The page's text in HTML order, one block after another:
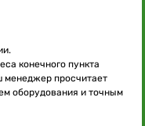
конечного пункта
менеджер просчитает
оборудования и точным